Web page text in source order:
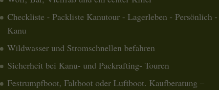
Checkliste - Packliste Kanutour - Lagerleben - Persönlich -
Kanu
Wildwasser und Stromschnellen befahren
Sicherheit bei Kanu- und Packrafting- Touren
Festrumpfboot, Faltboot oder Luftboot. Kaufberatung –